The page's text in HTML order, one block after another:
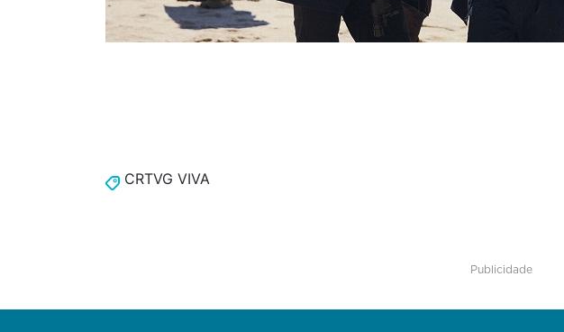
CRTVG VIVA
Publicidade